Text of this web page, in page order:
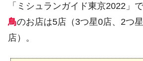
「ミシュランガイド東京2022」で
鳥のお店は5店（3つ星0店、2つ
店）。